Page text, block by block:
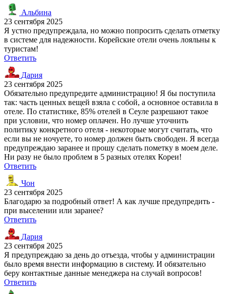
Альбина
23 сентября 2025
Я устно предупреждала, но можно попросить сделать отметку
в системе для надежности. Корейские отели очень лояльны к
туристам!
Ответить
Дария
23 сентября 2025
Обязательно предупредите администрацию! Я бы поступила
так: часть ценных вещей взяла с собой, а основное оставила в
отеле. По статистике, 85% отелей в Сеуле разрешают такое
при условии, что номер оплачен. Но лучше уточнить
политику конкретного отеля - некоторые могут считать, что
если вы не ночуете, то номер должен быть свободен. Я всегда
предупреждаю заранее и прошу сделать пометку в моем деле.
Ни разу не было проблем в 5 разных отелях Кореи!
Ответить
Чон
23 сентября 2025
Благодарю за подробный ответ! А как лучше предупредить -
при выселении или заранее?
Ответить
Дария
23 сентября 2025
Я предупреждаю за день до отъезда, чтобы у администрации
было время внести информацию в систему. И обязательно
беру контактные данные менеджера на случай вопросов!
Ответить